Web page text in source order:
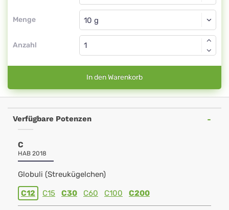
Menge
Globuli
Anzahl
In den Warenkorb
Verfügbare Potenzen
C
HAB 2018
Globuli (Streukügelchen)
C12 C15 C30 C60 C100 C200